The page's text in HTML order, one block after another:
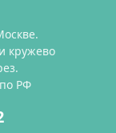
кружево
РФ